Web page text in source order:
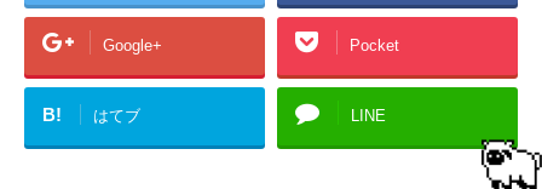
Google+ Pocket
B! はてブ LINE